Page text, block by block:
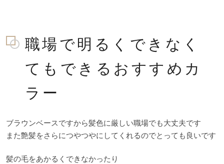
職場で明るくできなく
てもできるおすすめカ
ラー
ブラウンベースですから髪色に厳しい職場でも大丈夫です
また艶髪をさらにつやつやにしてくれるのでとっても良いです
髪の毛をあかるくできなかったり